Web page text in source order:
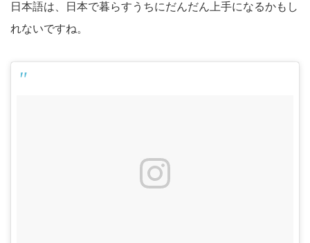
日本語は、日本で暮らすうちにだんだん上手になるかもし
れないですね。